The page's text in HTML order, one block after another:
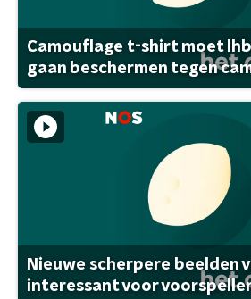
Camouflage t-shirt moet
gaan beschermen tegen
Nieuwe scherpere beelden
interessant voor